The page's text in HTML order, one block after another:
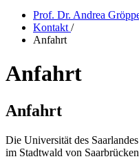
Prof. Dr. Andrea
Kontakt /
Anfahrt
Anfahrt
Anfahrt
Die Universität des
im Stadtwald von